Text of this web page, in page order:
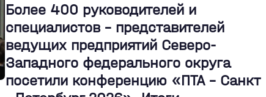
Более 400 руководителей и
специалистов – представителей
ведущих предприятий Северо-
Западного федерального округа
посетили конференцию «ПТА – Санкт